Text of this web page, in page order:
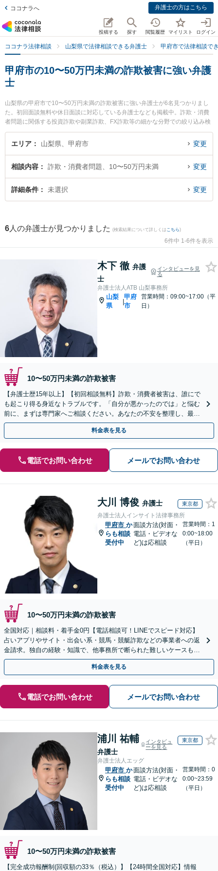
ココナラへ 弁護士の方はこちら
投稿する 探す 閲覧履歴 マイリスト ログイン
ココナラ法律相談 山梨県で法律相談できる弁護士 甲府市で法律相談で
甲府市の10〜50万円未満の詐欺被害に強い弁護
士
山梨県の甲府市で10〜50万円未満の詐欺被害に強い弁護士が6名見つかりまし
た。初回面談無料や休日面談に対応している弁護士なども掲載中。詐欺・消費
者問題に関係する投資詐欺や副業詐欺、FX詐欺等の細かな分野での絞り込み検
索もでき便利です。特に弁護士法人ATB 山梨事務所の木下 徹弁護士や丹澤法律
事務所の丹澤 明主実弁護士、舞鶴法律事務所の斉藤 圭弁護士のプロフィール情
『10〜50万円未満の詐欺被害のトラブル解決の実績豊富な近くの弁護士を検索
したい』『初回相談無料で10〜50万円未満の詐欺被害を法律相談できる甲府市
内の弁護士に相談予約したい』などでお困りの相談者さんにおすすめです。
エリア 山梨県、甲府市 変更
相談内容 詐欺・消費者問題、10〜50万円未満 変更
詳細条件 未選択 変更
6 人の弁護士が見つかりました (検索結果について詳しくは こちら)
6件中 1-6件を表示
木下 徹 弁護
士
インタビューを見
る
弁護士法人ATB 山梨事務所
山梨
県
|
甲府
市
営業時間：09:00~17:00（平
日）
10〜50万円未満の詐欺被害
【弁護士歴15年以上】【初回相談無料】詐欺・消費者被害は、誰にで
も起こり得る身近なトラブルです。「自分が悪かったのでは」と悩む
前に、まずは専門家へご相談ください。あなたの不安を整理し、最善
の解決策へ導きます。【電話・メール・WEB相談可】
料金表を見る
電話でお問い合わせ メールでお問い合わせ
大川 博俊 弁護士 東京都
弁護士法人インサイト法律事務所
甲府市 か
らも相談
受付中
面談方法(対面・
電話・ビデオな
ど)は応相談
営業時間：1
0:00~18:00
（平日）
10〜50万円未満の詐欺被害
全国対応｜相談料・着手金0円【電話相談可！LINEでスピード対応】
占いアプリやサイト・出会い系・競馬・競艇詐欺などの事業者への返
金請求。独自の経験・知識で、他事務所で断られた難しいケースも解
決に導いた実績あり。まずはお気軽にご相談ください
料金表を見る
電話でお問い合わせ メールでお問い合わせ
浦川 祐輔
弁護士
インタビュ
ーを見る
東京都
弁護士法人エッグ
甲府市 か
らも相談
受付中
面談方法(対面・
電話・ビデオな
ど)は応相談
営業時間：0
0:00~23:59
（平日）
10〜50万円未満の詐欺被害
【完全成功報酬制(回収額の33％（税込）】【24時間全国対応】情報